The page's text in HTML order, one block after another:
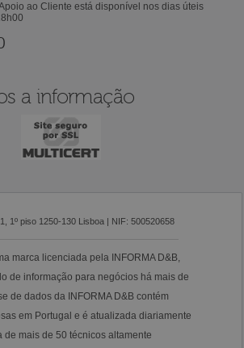
ao Cliente está disponível nos dias úteis
a informação
1º piso 1250-130 Lisboa | NIF: 500520658
marca licenciada pela INFORMA D&B,
de informação para negócios há mais de
de dados da INFORMA D&B contém
em Portugal e é atualizada diariamente
de mais de 50 técnicos altamente